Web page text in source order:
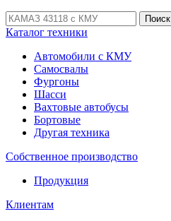
Поиск
Каталог техники
Автомобили с КМУ
Самосвалы
Фургоны
Шасси
Вахтовые автобусы
Бортовые
Другая техника
Собственное производство
Продукция
Клиентам